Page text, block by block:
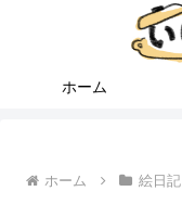
ホーム
ホーム 絵日記